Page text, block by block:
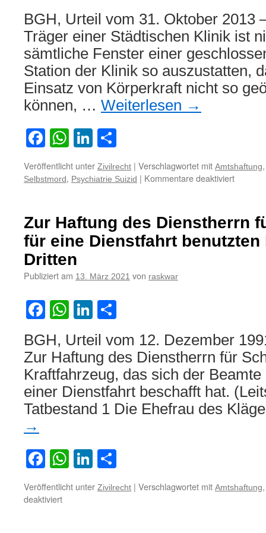
BGH, Urteil vom 31. Oktober 2013
Träger einer Städtischen Klinik ist
sämtliche Fenster einer
Station der Klinik so auszustatten,
Einsatz von Körperkraft nicht so
können, … Weiterlesen →
Facebook
WhatsApp
LinkedIn
Veröffentlicht unter Zivilrecht | Verschlagwortet mit Amtshaftung
Selbstmord, Psychiatrie Suizid | Kommentare deaktiviertfür
Trägers
einer
Station
Zur Haftung des Dienstherrn
für eine Dienstfahrt benutzten
Dritten
Publiziert am 13. März 2021 von raskwar
Facebook
WhatsApp
LinkedIn
BGH, Urteil vom 12. Dezember
Zur Haftung des Dienstherrn für
Kraftfahrzeug, das sich der
einer Dienstfahrt beschafft hat.
Tatbestand 1 Die Ehefrau des
→
Facebook
WhatsApp
LinkedIn
Veröffentlicht unter Zivilrecht | Verschlagwortet mit Amtshaftung
deaktiviertfür